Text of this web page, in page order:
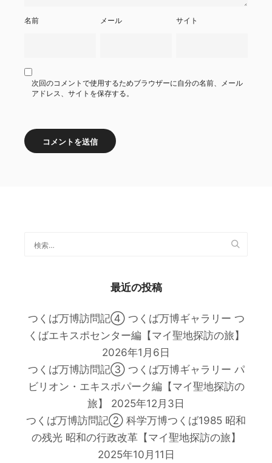
名前 メール サイト
次回のコメントで使用するためブラウザーに自分の名前、メール
アドレス、サイトを保存する。
最近の投稿
つくば万博訪問記④ つくば万博ギャラリー つ
くばエキスポセンター編【マイ聖地探訪の旅】
2026年1月6日
つくば万博訪問記③ つくば万博ギャラリー パ
ビリオン・エキスポパーク編【マイ聖地探訪の
旅】
2025年12月3日
つくば万博訪問記② 科学万博つくば1985 昭和
の残光 昭和の行政改革【マイ聖地探訪の旅】
2025年10月11日